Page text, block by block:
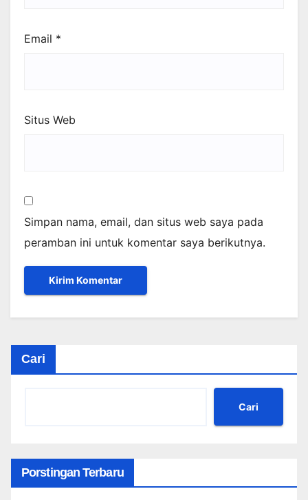
Email *
Situs Web
Simpan nama, email, dan situs web saya pada
peramban ini untuk komentar saya berikutnya.
Cari
Cari
Porstingan Terbaru